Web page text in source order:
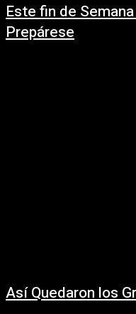
Este fin de
Prepárese
Así Quedaron los